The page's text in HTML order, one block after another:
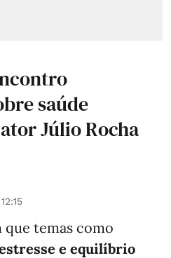
saúde
Júlio Rocha
temas como
e equilíbrio